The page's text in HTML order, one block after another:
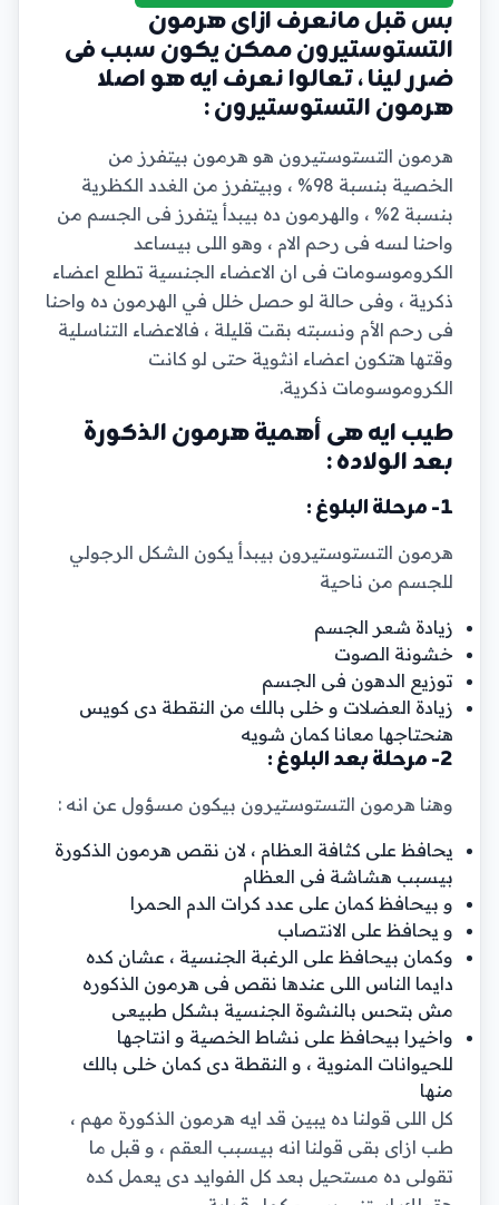
بس قبل مانعرف ازاى هرمون
التستوستيرون ممكن يكون سبب فى
ضرر لينا ، تعالوا نعرف ايه هو اصلا
هرمون التستوستيرون :
هرمون التستوستيرون هو هرمون بيتفرز من
الخصية بنسبة 98% ، وبيتفرز من الغدد الكظرية
بنسبة 2% ، والهرمون ده بيبدأ يتفرز فى الجسم من
واحنا لسه فى رحم الام ، وهو اللى بيساعد
الكروموسومات فى ان الاعضاء الجنسية تطلع اعضاء
ذكرية ، وفى حالة لو حصل خلل في الهرمون ده واحنا
فى رحم الأم ونسبته بقت قليلة ، فالاعضاء التناسلية
وقتها هتكون اعضاء انثوية حتى لو كانت
الكروموسومات ذكرية.
طيب ايه هى أهمية هرمون الذكورة
بعد الولاده :
1- مرحلة البلوغ :
هرمون التستوستيرون بيبدأ يكون الشكل الرجولي
للجسم من ناحية
زيادة شعر الجسم
خشونة الصوت
توزيع الدهون فى الجسم
زيادة العضلات و خلى بالك من النقطة دى كويس
هنحتاجها معانا كمان شويه
2- مرحلة بعد البلوغ :
وهنا هرمون التستوستيرون بيكون مسؤول عن انه :
يحافظ على كثافة العظام ، لان نقص هرمون الذكورة
بيسبب هشاشة فى العظام
و بيحافظ كمان على عدد كرات الدم الحمرا
و يحافظ على الانتصاب
وكمان بيحافظ على الرغبة الجنسية ، عشان كده
دايما الناس اللى عندها نقص فى هرمون الذكوره
مش بتحس بالنشوة الجنسية بشكل طبيعى
واخيرا بيحافظ على نشاط الخصية و انتاجها
للحيوانات المنوية ، و النقطة دى كمان خلى بالك
منها
كل اللى قولنا ده يبين قد ايه هرمون الذكورة مهم ،
طب ازاى بقى قولنا انه بيسبب العقم ، و قبل ما
تقولى ده مستحيل بعد كل الفوايد دى يعمل كده